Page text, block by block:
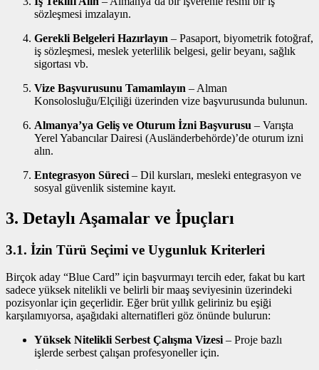
sözleşmesi imzalayın.
Gerekli Belgeleri Hazırlayın – Pasaport, biyometrik fotoğraf,
iş sözleşmesi, meslek yeterlilik belgesi, gelir beyanı, sağlık
sigortası vb.
Vize Başvurusunu Tamamlayın – Alman
Konsolosluğu/Elçiliği üzerinden vize başvurusunda bulunun.
Almanya’ya Geliş ve Oturum İzni Başvurusu – Varışta
Yerel Yabancılar Dairesi (Ausländerbehörde)’de oturum izni
alın.
Entegrasyon Süreci – Dil kursları, mesleki entegrasyon ve
sosyal güvenlik sistemine kayıt.
3. Detaylı Aşamalar ve İpuçları
3.1. İzin Türü Seçimi ve Uygunluk Kriterleri
Birçok aday “Blue Card” için başvurmayı tercih eder, fakat bu kart
sadece yüksek nitelikli ve belirli bir maaş seviyesinin üzerindeki
pozisyonlar için geçerlidir. Eğer brüt yıllık geliriniz bu eşiği
karşılamıyorsa, aşağıdaki alternatifleri göz önünde bulurun:
Yüksek Nitelikli Serbest Çalışma Vizesi– Proje bazlı
işlerde serbest çalışan profesyoneller için.